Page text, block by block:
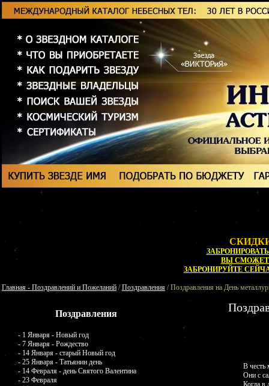
ВЫ
ЗАБРОНИРУЙТЕ
Главная - Поздравлений и Пожеланий /Поздравления / Поздравления на День
Поздравления
- 1 Января - Новый год
- 7 Января - Рождество
- 14 Января - старый Новый год
- 25 Января - Татьянин день
- 14 Февраля - день Святого Валентина
- 23 Февраля
В честь
Они с
Когда в